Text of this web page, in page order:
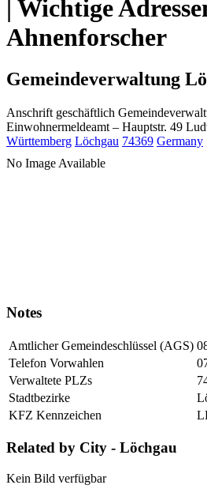
| Wichtige
Ahnenforscher
Gemeindeverwaltung
Anschrift geschäftlich
Einwohnermeldeamt – Hauptstr. 49
Württemberg Löchgau 74369 Germany
No Image Available
Notes
Amtlicher Gemeindeschlüssel (AGS)
Telefon Vorwahlen
Verwaltete PLZs
Stadtbezirke
KFZ Kennzeichen
Related by City - Löchgau
Kein Bild verfügbar